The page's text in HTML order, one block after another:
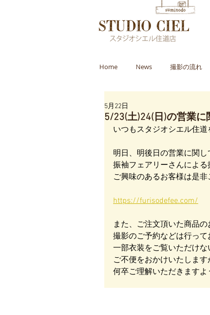
Home News 撮影の流れ
5/23(土)24(日)の営業に
5月22日
いつもスタジオシエル住道
明日、明後日の営業に関し
振袖フェアリーさんによる
ご興味のあるお客様は是非
https://furisodefee.com/
また、ご注文頂いた商品の
撮影のご予約などは行って
一部衣装をご覧いただけな
ご不便をおかけいたします
何卒ご理解いただきますよ